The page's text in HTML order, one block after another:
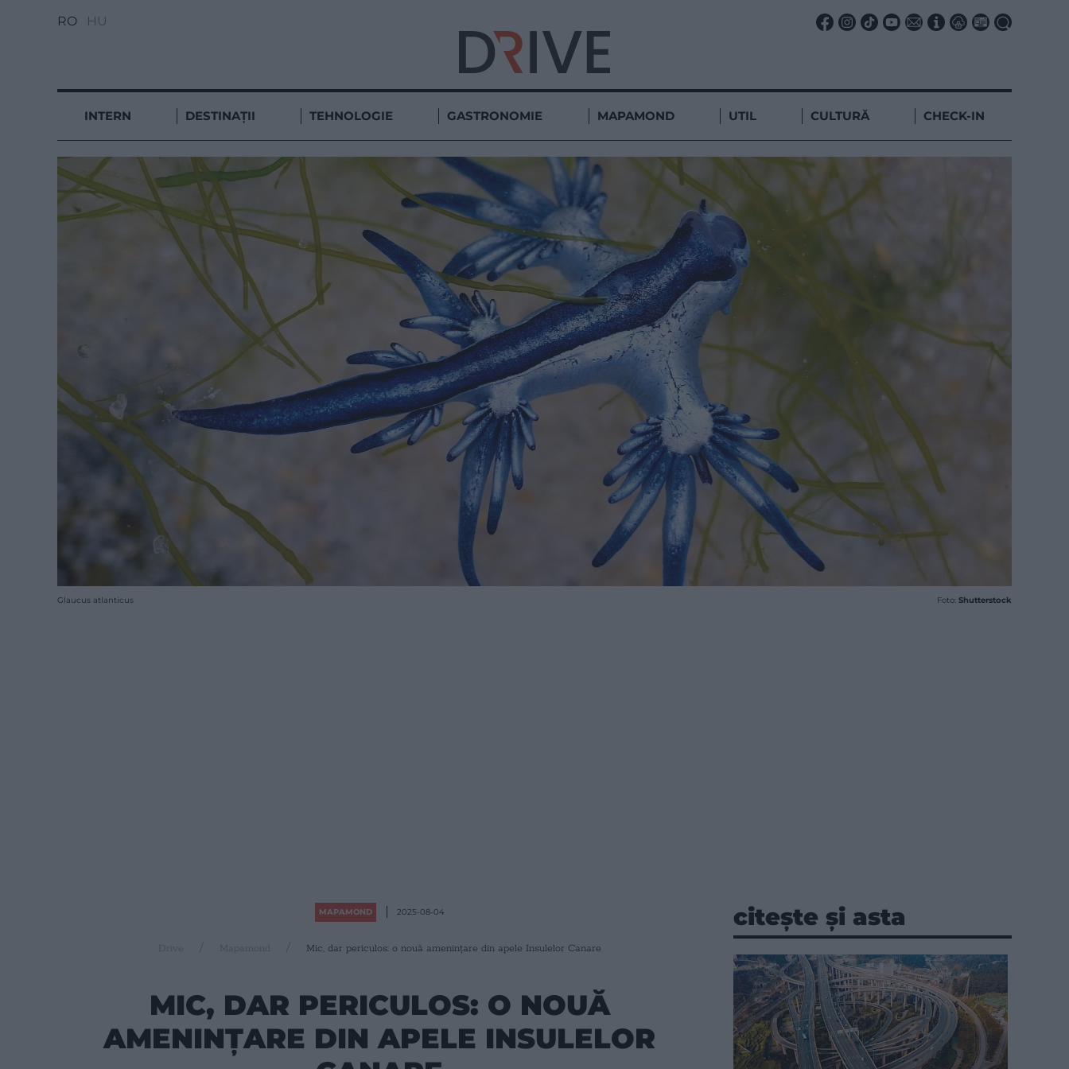
RO HU
INTERN DESTINAȚII TEHNOLOGIE GASTRONOMIE MAPAMOND UTIL CULTURĂ CHECK-IN
Glaucus atlanticus Foto: Shutterstock
MAPAMOND 2025-08-04
Drive Mic, dar periculos: o nouă amenințare din apele Insulelor Canare
MIC, DAR PERICULOS: O NOUĂ
AMENINȚARE DIN APELE INSULELOR
citește și asta